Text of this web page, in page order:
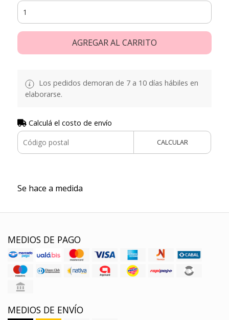
AGREGAR AL CARRITO
Los pedidos demoran de 7 a 10 días hábiles en
elaborarse.
Calculá el costo de envío
CALCULAR
Se hace a medida
MEDIOS DE PAGO
MEDIOS DE ENVÍO